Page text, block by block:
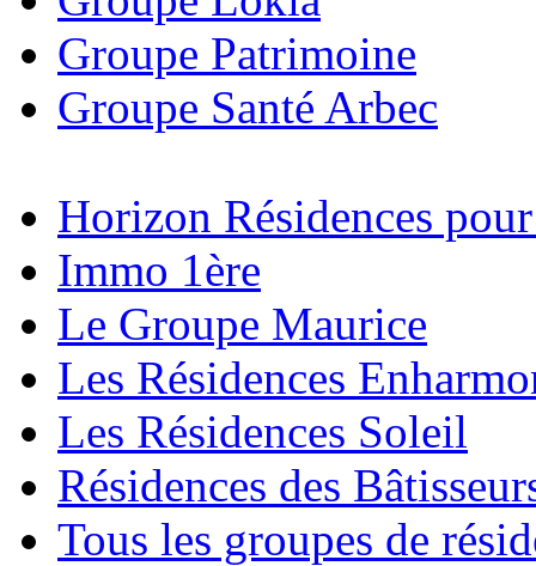
Groupe Patrimoine
Groupe Santé Arbec
Horizon Résidences
Immo 1ère
Le Groupe Maurice
Les Résidences
Les Résidences Soleil
Résidences des
Tous les groupes de